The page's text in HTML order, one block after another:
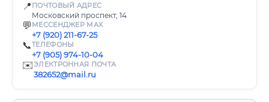
📍 ПОЧТОВЫЙ АДРЕС
Московский проспект, 14
💬 МЕССЕНДЖЕР MAX
+7 (920) 211-67-25
📞ТЕЛЕФОНЫ
+7 (905) 974-10-04
✉️ЭЛЕКТРОННАЯ ПОЧТА
382652@mail.ru